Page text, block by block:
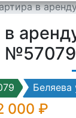
в
в
№57079
Беляева
000 ₽